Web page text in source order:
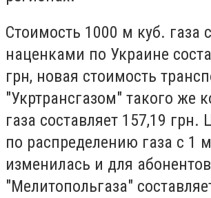
Стоимость 1000 м куб. газа
наценками по Украине
грн, новая стоимость
"Укртрансгазом" такого же
газа составляет 157,19 грн.
по распределению газа с 1
изменилась и для абонентов
"Мелитопольгаза"